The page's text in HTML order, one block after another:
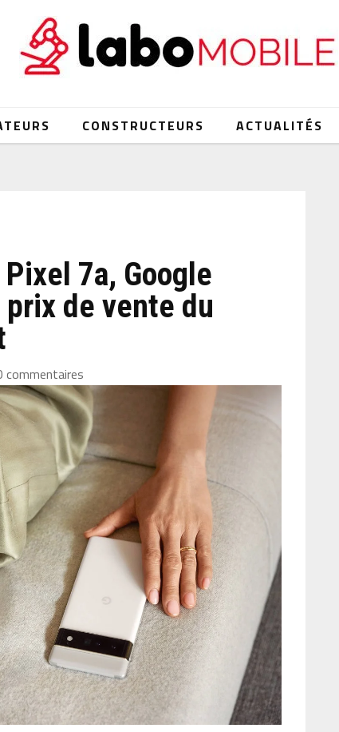
CONSTRUCTEURS ACTUALITÉS
7a, Google
de vente du
commentaires